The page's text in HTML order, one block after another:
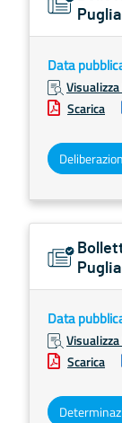
Data
Visualizza
Scarica
Data
Visualizza
Scarica